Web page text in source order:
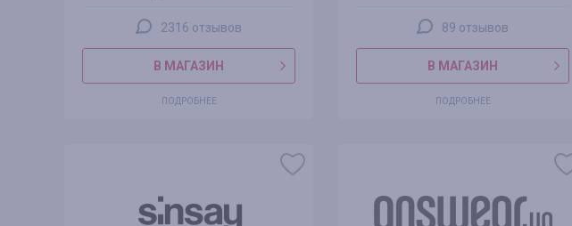
2316 отзывов
В МАГАЗИН
ПОДРОБНЕЕ
89 отзывов
В МАГАЗИН
ПОДРОБНЕЕ